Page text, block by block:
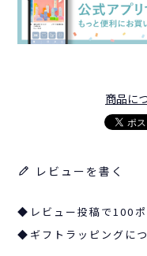
商品に
レビューを書く
◆レビュー投稿で100
◆ギフトラッピングに